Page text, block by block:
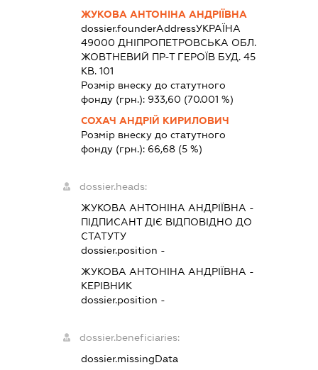
ЖУКОВА АНТОНІНА АНДРІЇВНА
dossier.founderAddressУКРАЇНА
49000 ДНIПРОПЕТРОВСЬКА ОБЛ.
ЖОВТНЕВИЙ ПР-Т ГЕРОЇВ БУД. 45
КВ. 101
Розмір внеску до статутного
фонду (грн.): 933,60 (70.001 %)
СОХАЧ АНДРІЙ КИРИЛОВИЧ
Розмір внеску до статутного
фонду (грн.): 66,68 (5 %)
dossier.heads:
ЖУКОВА АНТОНІНА АНДРІЇВНА -
ПІДПИСАНТДІЄ ВІДПОВІДНО ДО
СТАТУТУ
dossier.position -
ЖУКОВА АНТОНІНА АНДРІЇВНА -
КЕРІВНИК
dossier.position -
dossier.beneficiaries:
dossier.missingData